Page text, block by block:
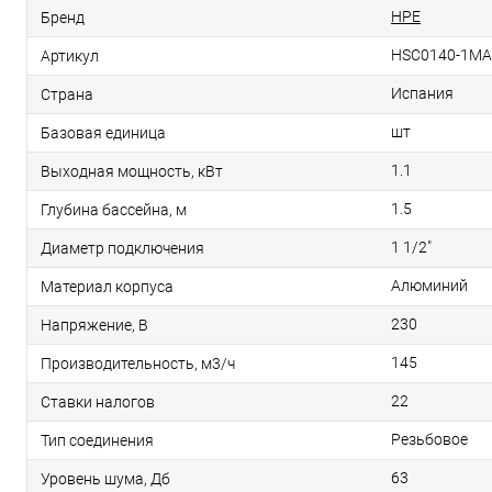
Бренд HPE
Артикул HSC0140-
Страна Испания
Базовая единица шт
Выходная мощность, кВт 1.1
Глубина бассейна, м 1.5
Диаметр подключения 1 1/2"
Материал корпуса Алюминий
Напряжение, В 230
Производительность, м3/ч 145
Ставки налогов 22
Тип соединения Резьбовое
Уровень шума, Дб 63